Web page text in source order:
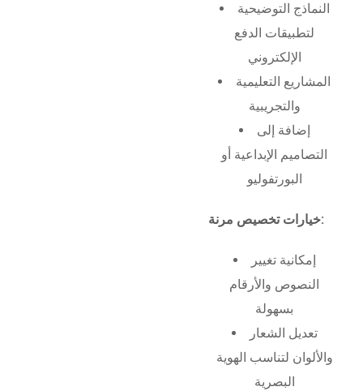
النماذج التوضيحية
لتطبيقات الدفع
الإلكتروني
المشاريع التعليمية
والتجريبية
إضافة إلى
التصاميم الإبداعية أو
البورتفوليو
خيارات تخصيص مرنة:
إمكانية تغيير
النصوص والأرقام
بسهولة
تعديل الشعار
والألوان لتناسب الهوية
البصرية